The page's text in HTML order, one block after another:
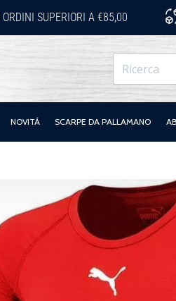
ORDINI SUPERIORI A €85,00
NOVITÁ SCARPE DA PALLAMANO